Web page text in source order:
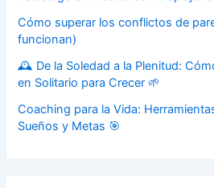
Cómo superar los conflictos de
funcionan)
🕰️ De la Soledad a la Plenitud:
en Solitario para Crecer 🌱
Coaching para la Vida:
Sueños y Metas 🎯